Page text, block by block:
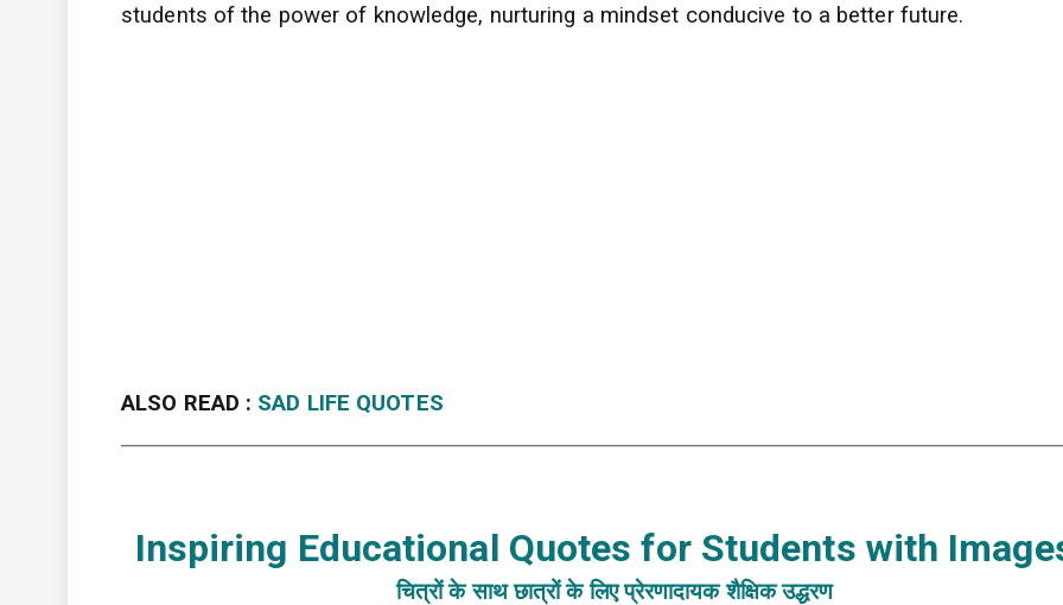
students of the power of knowledge, nurturing a mindset conducive to a better future.
ALSO READ : SAD LIFE QUOTES
Inspiring Educational Quotes for Students with
चित्रों के साथ छात्रों के लिए प्रेरणादायक शैक्षिक उद्धरण